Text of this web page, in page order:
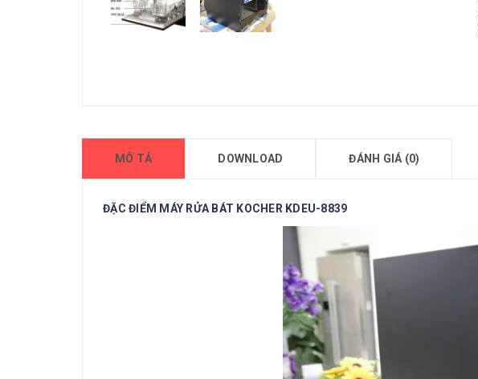
MÔ TẢ DOWNLOAD ĐÁNH GIÁ (0)
ĐẶC ĐIỂM MÁY RỬA BÁT KOCHER KDEU-8839